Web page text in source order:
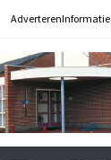
AdverterenInformatie